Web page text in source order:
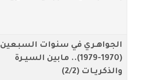
الجواهـري في سنوات السبعين
(1970-1979).. مابين السيـرة
والذكريـات (2/2)